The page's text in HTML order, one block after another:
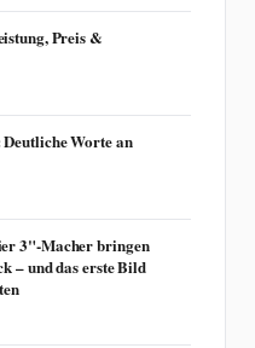
Preis &
Worte an
3"-Macher bringen
– und das erste Bild